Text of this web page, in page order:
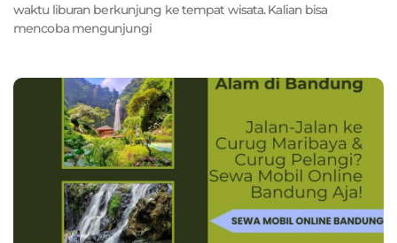
waktu liburan berkunjung ke tempat wisata. Kalian bisa
mencoba mengunjungi